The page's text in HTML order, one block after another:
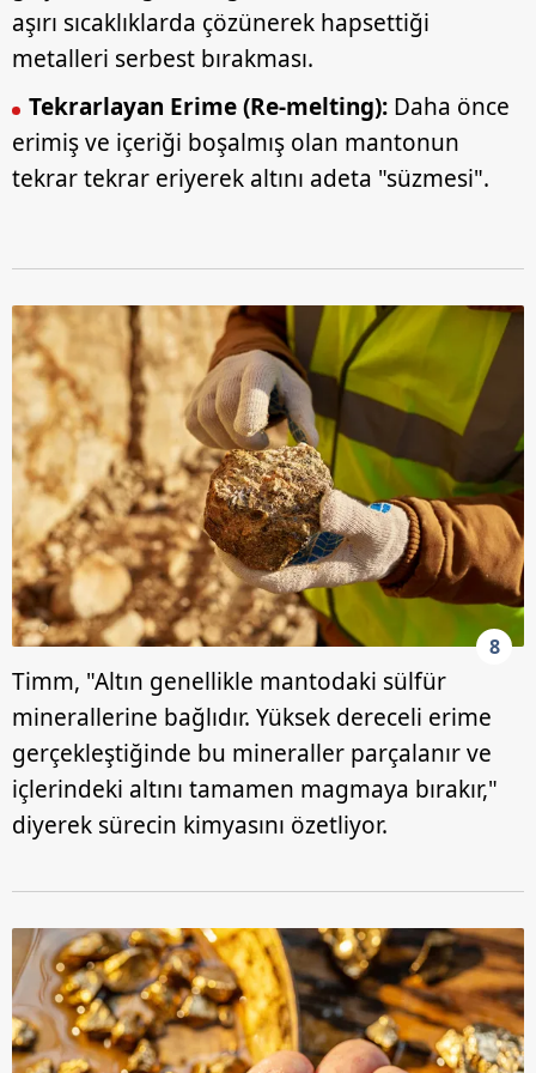
sınırlı olarak açık rızanız dahilinde kullanılacaktır.
Çerezlere ilişkin tercihlerinizi aşağıda yer alan panel
vasıtasıyla belirleyebilirsiniz. Çerezlere ilişkin detaylı bilgi
için Ayarlar butonuna tıklayabilir,
Çerez Bilgilendirme
Metnimizi
ziyaret edebilirsiniz.
ilgili mevzuata uygun olarak kullanılan çerezlerle ilgili bilgi
almak için lütfentıklayınız.
aşırı sıcaklıklarda çözünerek hapsettiği
metalleri serbest bırakması.
Tekrarlayan Erime (Re-melting): Daha önce
erimiş ve içeriği boşalmış olan mantonun
tekrar tekrar eriyerek altını adeta "süzmesi".
8
Timm, "Altın genellikle mantodaki sülfür
minerallerine bağlıdır. Yüksek dereceli erime
gerçekleştiğinde bu mineraller parçalanır ve
içlerindeki altını tamamen magmaya bırakır,"
diyerek sürecin kimyasını özetliyor.